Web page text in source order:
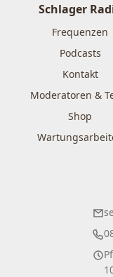
Schlager
Frequenzen
Podcasts
Kontakt
Moderatoren &
Shop